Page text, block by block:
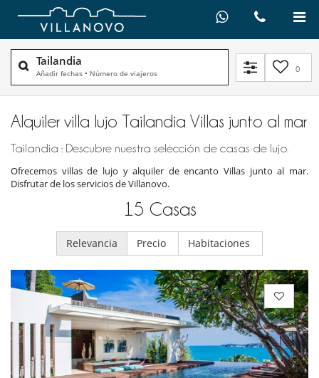
Tailandia
Añadir fechas • Número de viajeros 0
Alquiler villa lujo Tailandia Villas junto al mar
Tailandia : Descubre nuestra selección de casas de lujo.
Ofrecemos villas de lujo y alquiler de encanto Villas junto al mar.
Disfrutar de los servicios de Villanovo.
15 Casas
Relevancia Precio Habitaciones